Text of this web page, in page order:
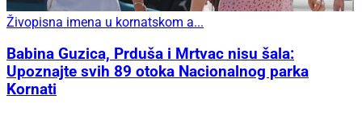
Živopisna imena u kornatskom a...
Babina Guzica, Prduša i Mrtvac nisu šala:
Upoznajte svih 89 otoka Nacionalnog parka
Kornati